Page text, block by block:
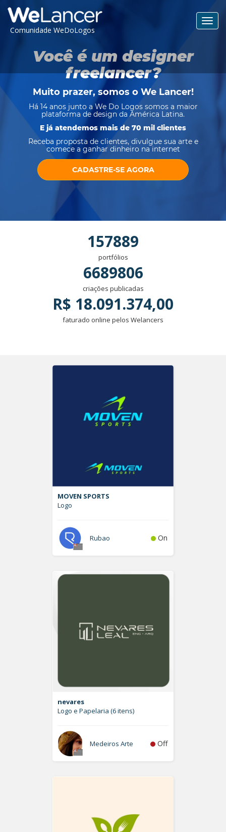
Comunidade WeDoLogos
Você é um designer
freelancer?
Muito prazer, somos o We Lancer!
Há 14 anos junto a We Do Logos somos a maior
plataforma de design da América Latina.
E já atendemos mais de 70 mil clientes
Receba proposta de clientes, divulgue sua arte e
comece a ganhar dinheiro na internet
CADASTRE-SE AGORA
157889
portfólios
6689806
criações publicadas
R$ 18.091.374,00
faturado online pelos Welancers
MOVEN SPORTS
Logo
Rubao On
nevares
Logo e Papelaria (6 itens)
Medeiros Arte Off